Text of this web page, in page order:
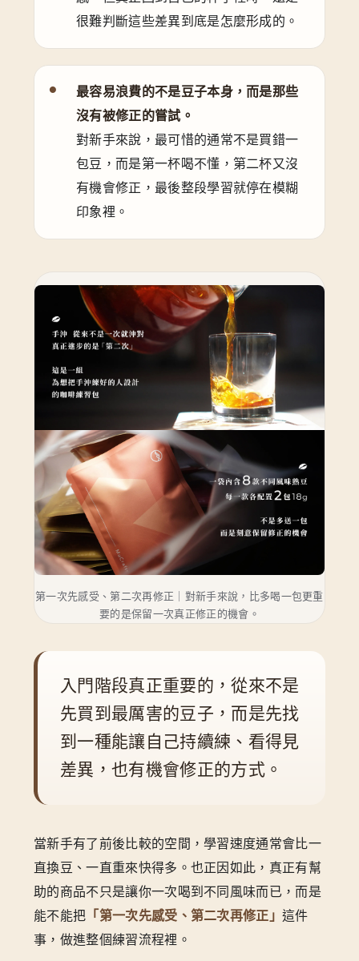
很難判斷這些差異到底是怎麼形成的。
最容易浪費的不是豆子本身，而是那些
沒有被修正的嘗試。
對新手來說，最可惜的通常不是買錯一
包豆，而是第一杯喝不懂，第二杯又沒
有機會修正，最後整段學習就停在模糊
印象裡。
第一次先感受、第二次再修正｜對新手來說，比多喝一包更重
要的是保留一次真正修正的機會。
入門階段真正重要的，從來不是
先買到最厲害的豆子，而是先找
到一種能讓自己持續練、看得見
差異，也有機會修正的方式。
當新手有了前後比較的空間，學習速度通常會比一
直換豆、一直重來快得多。也正因如此，真正有幫
助的商品不只是讓你一次喝到不同風味而已，而是
能不能把 「第一次先感受、第二次再修正」這件
事，做進整個練習流程裡。